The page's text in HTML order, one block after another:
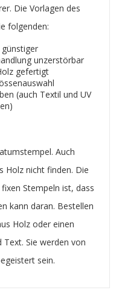
Die Vorlagen des
folgenden:
unzerstörbar
gefertigt
(auch Textil und UV
Auch
Holz nicht finden. Die
Stempeln ist, dass
kann daran. Bestellen
Holz oder einen
Sie werden von
sein.